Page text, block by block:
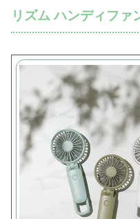
リズム ハンディファ